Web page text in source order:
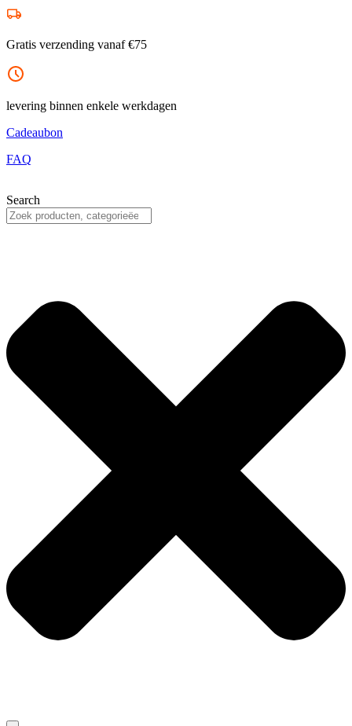
Ga
de
Gratis verzending vanaf €75
levering binnen enkele werkdagen
Cadeaubon
FAQ
Search